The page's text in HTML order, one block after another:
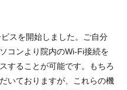
スを開始しました。ご自分
コンより院内のWi-Fi接続を
することが可能です。もちろ
いておりますが、これらの機